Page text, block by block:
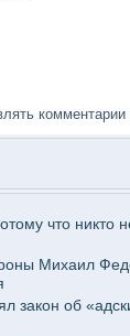
комментарии
что никто
Михаил
закон об